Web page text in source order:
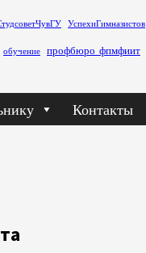
УспехиГимназистов
обучение профбюро_фпмфиит
Контакты